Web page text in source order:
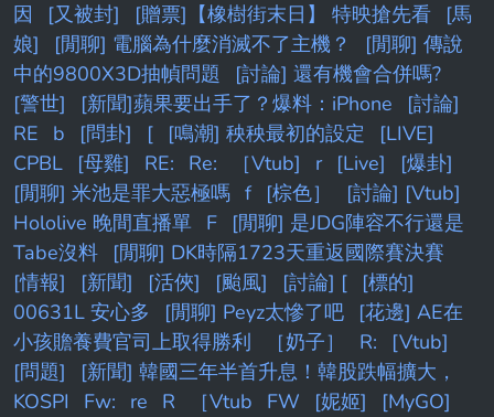
因
[又被封] [贈票]【橡樹街末日】 特映搶先看
[馬
娘]
[閒聊] 電腦為什麼消滅不了主機？
[閒聊] 傳說
中的9800X3D抽幀問題
[討論] 還有機會合併嗎?
[警世]
[新聞]蘋果要出手了？爆料：iPhone
[討論]
RE
b [問卦] [ [鳴潮] 秧秧最初的設定
[LIVE]
CPBL
[母雞] RE: Re: ［Vtub] r [Live]
[爆卦]
[閒聊] 米池是罪大惡極嗎 f [棕色］
[討論] [Vtub]
Hololive 晚間直播單 F
[閒聊] 是JDG陣容不行還是
Tabe沒料
[閒聊] DK時隔1723天重返國際賽決賽
[情報]
[新聞] [活俠] [颱風] [討論] [
[標的]
00631L 安心多
[閒聊] Peyz太慘了吧
[花邊] AE在
小孩贍養費官司上取得勝利
［奶子］ R:
[Vtub]
[問題]
[新聞] 韓國三年半首升息！韓股跌幅擴大，
KOSPI
Fw: re R ［Vtub FW [妮姬]
[MyGO]